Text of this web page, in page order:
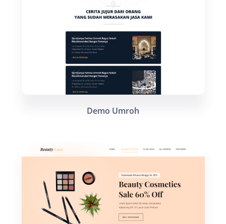
Demo Umroh